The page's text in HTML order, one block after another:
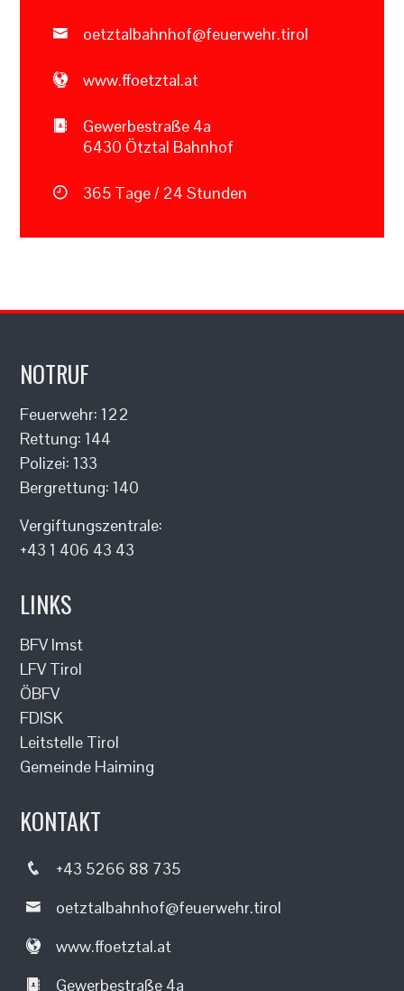
oetztalbahnhof@feuerwehr.tirol
www.ffoetztal.at
Gewerbestraße 4a
6430 Ötztal Bahnhof
365 Tage / 24 Stunden
NOTRUF
Feuerwehr: 122
Rettung: 144
Polizei: 133
Bergrettung: 140
Vergiftungszentrale:
+43 1 406 43 43
LINKS
BFV Imst
LFV Tirol
ÖBFV
FDISK
Leitstelle Tirol
Gemeinde Haiming
KONTAKT
+43 5266 88 735
oetztalbahnhof@feuerwehr.tirol
www.ffoetztal.at
Gewerbestraße 4a